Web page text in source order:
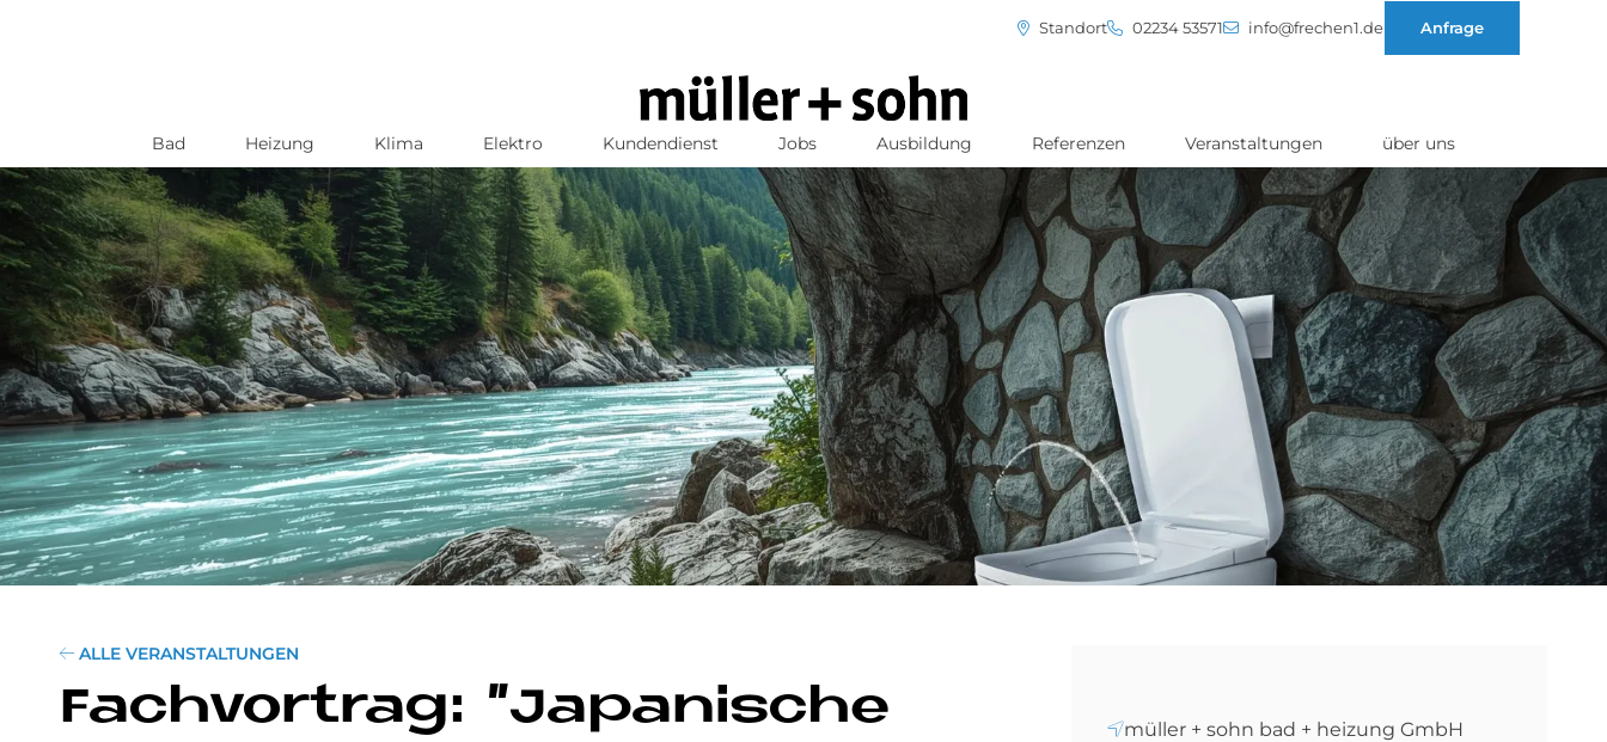
Direkt
zum
Inhalt
Standort 02234 53571 info@frechen1.de Anfrage
Bad Heizung Klima Elektro Kundendienst Jobs Ausbildung Referenzen Veranstaltungen über uns
ALLE VERANSTALTUNGEN
Fach­vor­trag: "Ja­pa­ni­sche
müller + sohn bad + heizung GmbH